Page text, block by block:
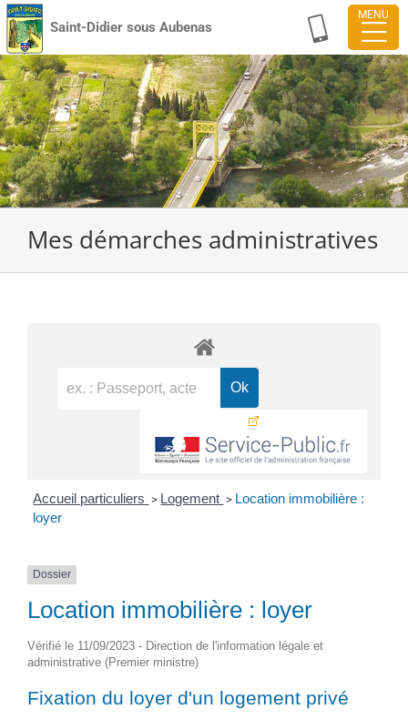
Passer
au
contenu
Saint-Didier sous Aubenas
Mes démarches administratives
Accueil particuliers > Logement > Location immobilière :
loyer
Dossier
Location immobilière : loyer
Vérifié le 11/09/2023 - Direction de l'information légale et
administrative (Premier ministre)
Fixation du loyer d'un logement privé